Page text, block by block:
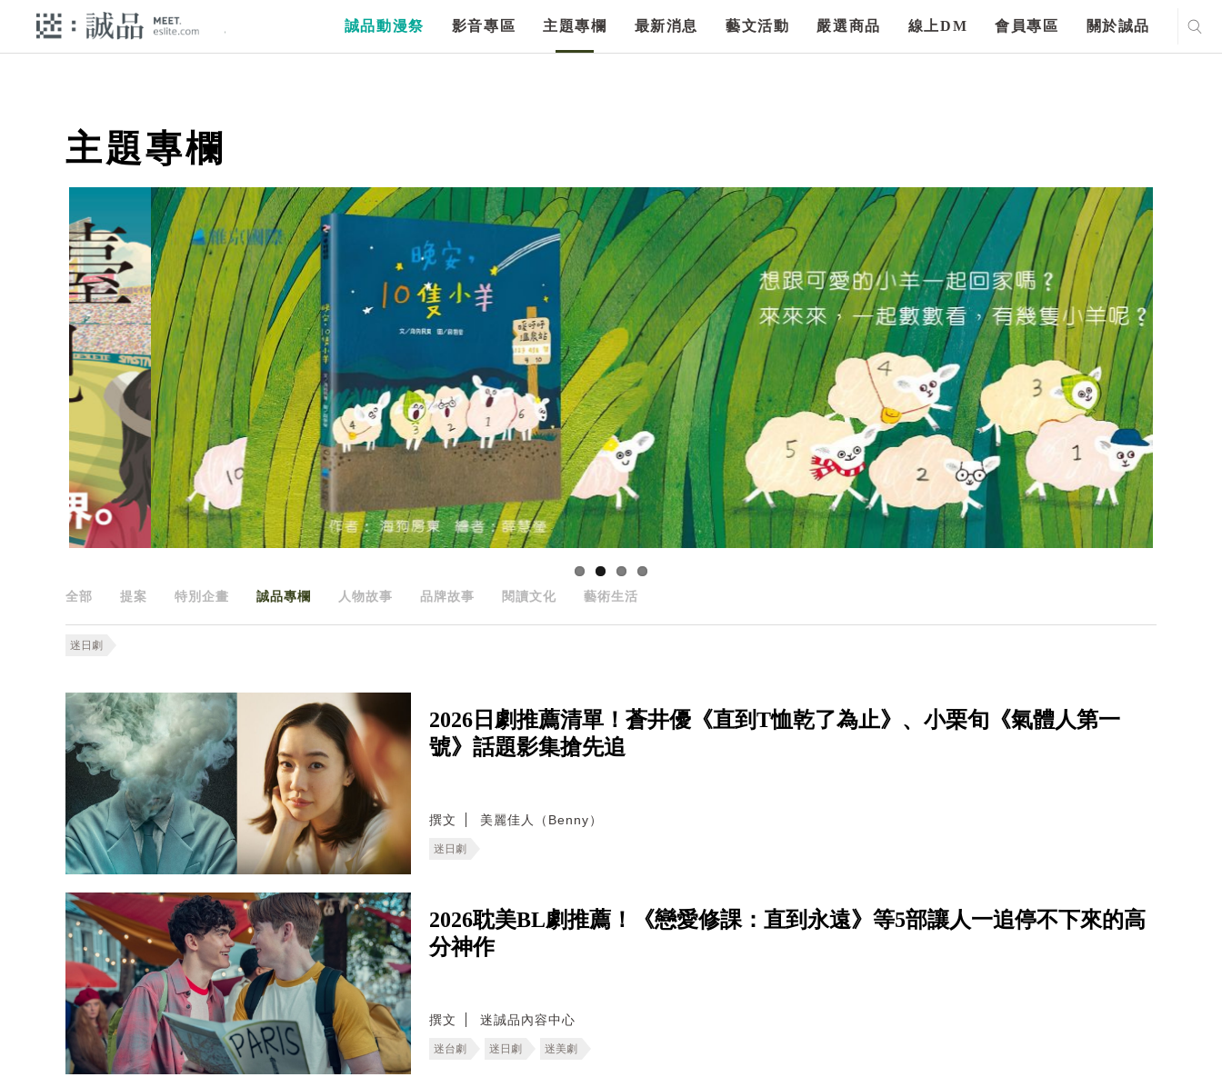
誠品動漫祭 影音專區 主題專欄 最新消息 藝文活動 嚴選商品 線上DM 會員專區 關於誠品
主題專欄
全部 提案 特別企畫 誠品專欄 人物故事 品牌故事 閱讀文化 藝術生活
迷日劇
2026日劇推薦清單！蒼井優《直到T恤乾了為止》、小栗旬《氣體人第一
號》話題影集搶先追
撰文 美麗佳人（Benny）
迷日劇
2026耽美BL劇推薦！《戀愛修課：直到永遠》等5部讓人一追停不下來的高
分神作
撰文 迷誠品內容中心
迷台劇 迷日劇 迷美劇